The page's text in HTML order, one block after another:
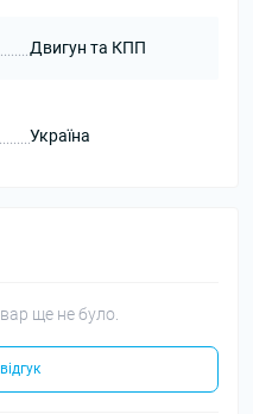
Двигун та КПП
Україна
ще не було.